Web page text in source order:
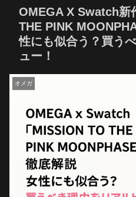
OMEGA X Swatch新
THE PINK
性にも似合う？買う
ュー！
オメガ